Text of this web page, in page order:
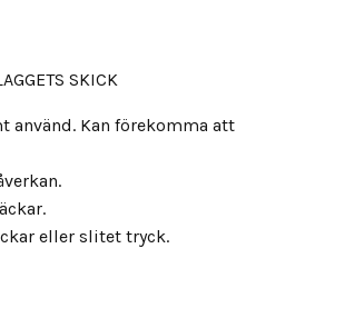
SKICK
använd. Kan förekomma att
eller slitet tryck.